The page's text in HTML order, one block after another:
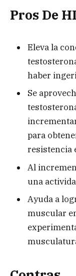
Pros De
Eleva la
haber
Se
para
resistencia
Al
una
Ayuda a
muscular